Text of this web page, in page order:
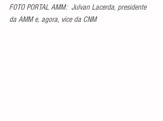
FOTO PORTAL AMM:  Julvan Lacerda, presidente
da AMM e, agora, vice da CNM